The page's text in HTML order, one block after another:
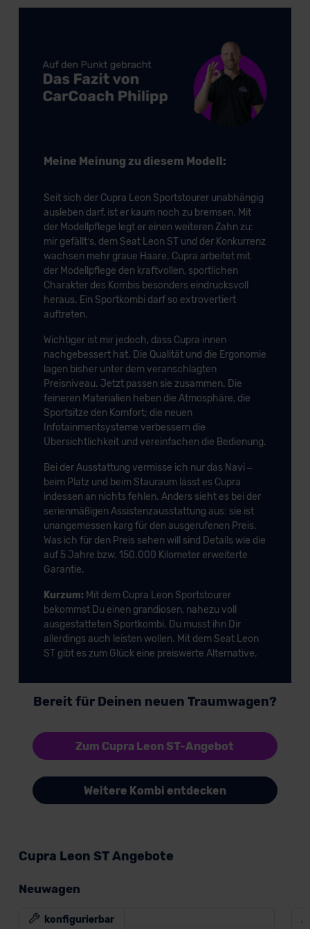
Standarddatenschutzklauseln (Art. 46 Abs. 2 lit. c
DSGVO) oder wenn Sie hierzu Ihre Einwilligung freiwillig
erteilen. Nähere Informationen zu den bestehenden
Datenschutzklauseln können Sie über den Kontakt zu
Meine Meinung zu diesem Modell:
Seit sich der Cupra Leon Sportstourer unabhängig
ausleben darf, ist er kaum noch zu bremsen. Mit
der Modellpflege legt er einen weiteren Zahn zu:
mir gefällt’s, dem Seat Leon ST und der Konkurrenz
wachsen mehr graue Haare. Cupra arbeitet mit
der Modellpflege den kraftvollen, sportlichen
Charakter des Kombis besonders eindrucksvoll
heraus. Ein Sportkombi darf so extrovertiert
auftreten.
Wichtiger ist mir jedoch, dass Cupra innen
nachgebessert hat. Die Qualität und die Ergonomie
lagen bisher unter dem veranschlagten
Preisniveau. Jetzt passen sie zusammen. Die
feineren Materialien heben die Atmosphäre, die
Sportsitze den Komfort; die neuen
Infotainmentsysteme verbessern die
Übersichtlichkeit und vereinfachen die Bedienung.
Bei der Ausstattung vermisse ich nur das Navi –
beim Platz und beim Stauraum lässt es Cupra
indessen an nichts fehlen. Anders sieht es bei der
serienmäßigen Assistenzausstattung aus: sie ist
unangemessen karg für den ausgerufenen Preis.
Was ich für den Preis sehen will sind Details wie die
auf 5 Jahre bzw. 150.000 Kilometer erweiterte
Garantie.
Kurzum: Mit dem Cupra Leon Sportstourer
bekommst Du einen grandiosen, nahezu voll
ausgestatteten Sportkombi. Du musst ihn Dir
allerdings auch leisten wollen. Mit dem Seat Leon
ST gibt es zum Glück eine preiswerte Alternative.
Bereit für Deinen neuen Traumwagen?
Zum Cupra Leon ST-Angebot
Weitere Kombi entdecken
Cupra Leon ST Angebote
Neuwagen
konfigurierbar